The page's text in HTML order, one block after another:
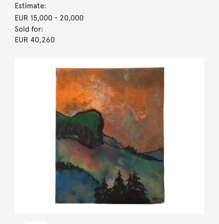
Estimate:
EUR 15,000- 20,000
Sold for:
EUR 40,260